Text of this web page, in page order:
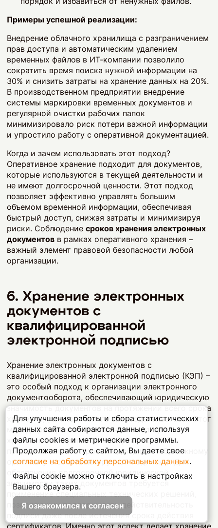
Примеры успешной реализации:
Внедрение облачного хранилища с разграничением
прав доступа и автоматическим удалением
временных файлов в ИТ-компании позволило
сократить время поиска нужной информации на
30% и снизить затраты на хранение данных на 20%.
В производственном предприятии внедрение
системы маркировки временных документов и
регулярной очистки рабочих папок
минимизировало риск потери важной информации
и упростило работу с оперативной документацией.
Когда и зачем использовать этот подход?
Оперативное хранение подходит для документов,
которые используются в текущей деятельности и
не имеют долгосрочной ценности. Этот подход
позволяет эффективно управлять большим
объемом временной информации, обеспечивая
быстрый доступ, снижая затраты и минимизируя
риски. Соблюдение сроков хранения электронных
документов в рамках оперативного хранения –
важный элемент правовой безопасности любой
организации.
6. Хранение электронных
документов с
квалифицированной
электронной подписью
Хранение электронных документов с
квалифицированной электронной подписью (КЭП) –
это особый подход к организации электронного
документооборота, обеспечивающий юридическую
значимость документов на протяжении всего срока
хранения, установленного законодательством. Этот
метод принципиально отличается от простого
хранения электронных копий, так как КЭП
приравнивает электронный документ к бумажному
оригиналу с собственноручной подписью. Для
обеспечения долгосрочной юридической
значимости таких документов требуется
применение специальных технических решений,
позволяющих поддерживать действительность
подписи даже после истечения срока действия
сертификатов. Именно этот аспект делает хранение
Для улучшения работы и сбора статистических
данных сайта собираются данные, используя
файлы cookies и метрические программы.
Продолжая работу с сайтом, Вы даете свое
согласие на обработку персональных данных.
Файлы соокіе можно отключить в настройках
Вашего браузера.
Я ознакомился и согласен